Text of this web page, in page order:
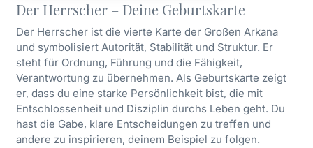
Der Herrscher – Deine Geburtskarte
Der Herrscher ist die vierte Karte der Großen Arkana
und symbolisiert Autorität, Stabilität und Struktur. Er
steht für Ordnung, Führung und die Fähigkeit,
Verantwortung zu übernehmen. Als Geburtskarte zeigt
er, dass du eine starke Persönlichkeit bist, die mit
Entschlossenheit und Disziplin durchs Leben geht. Du
hast die Gabe, klare Entscheidungen zu treffen und
andere zu inspirieren, deinem Beispiel zu folgen.